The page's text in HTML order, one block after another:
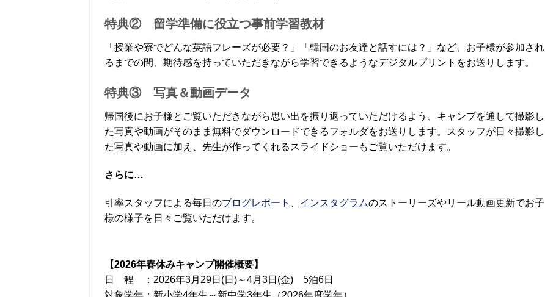
特典② 留学準備に役立つ事前学習教材
「授業や寮でどんな英語フレーズが必要？」「韓国のお友達と話すには？」など、お子様が参加され
るまでの間、期待感を持っていただきながら学習できるようなデジタルプリントをお送りします。
特典③ 写真＆動画データ
帰国後にお子様とご覧いただきながら思い出を振り返っていただけるよう、キャンプを通して撮影し
た写真や動画がそのまま無料でダウンロードできるフォルダをお送りします。スタッフが日々撮影し
た写真や動画に加え、先生が作ってくれるスライドショーもご覧いただけます。
さらに…
引率スタッフによる毎日のブログレポート インスタグラムのストーリーズやリール動画更新でお子
様の様子を日々ご覧いただけます。
【2026年春休みキャンプ開催概要】
日 程 ：2026年3月29日(日)～4月3日(金) 5泊6日
対象学年：新小学4年生～新中学3年生（2026年度学年）